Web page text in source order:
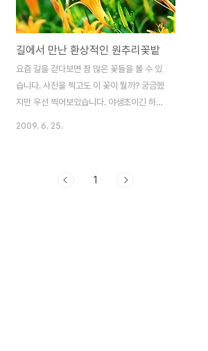
길에서 만난 환상적인 원추리꽃밭
요즘 길을 걷다보면 참 많은 꽃들을 볼 수 있
습니다. 사진을 찍고도 이 꽃이 뭘까? 궁금했
지만 우선 찍어보았습니다. 야생초이긴 하나
Hemerocallis fulva (L.) L. 한국, 중국, 일
2009. 6. 25.
1